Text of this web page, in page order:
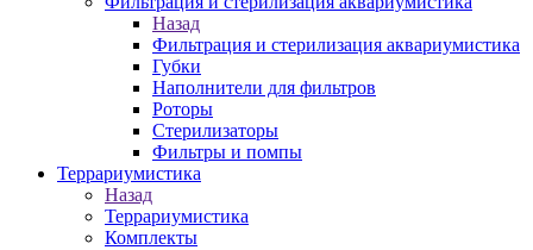
Назад
Фильтрация и стерилизация аквариумистика
Губки
Наполнители для фильтров
Роторы
Стерилизаторы
Фильтры и помпы
Террариумистика
Назад
Террариумистика
Комплекты